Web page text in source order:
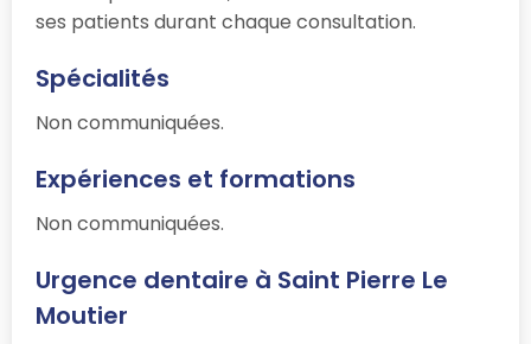
ses patients durant chaque consultation.
Spécialités
Non communiquées.
Expériences et formations
Non communiquées.
Urgence dentaire à Saint Pierre Le
Moutier